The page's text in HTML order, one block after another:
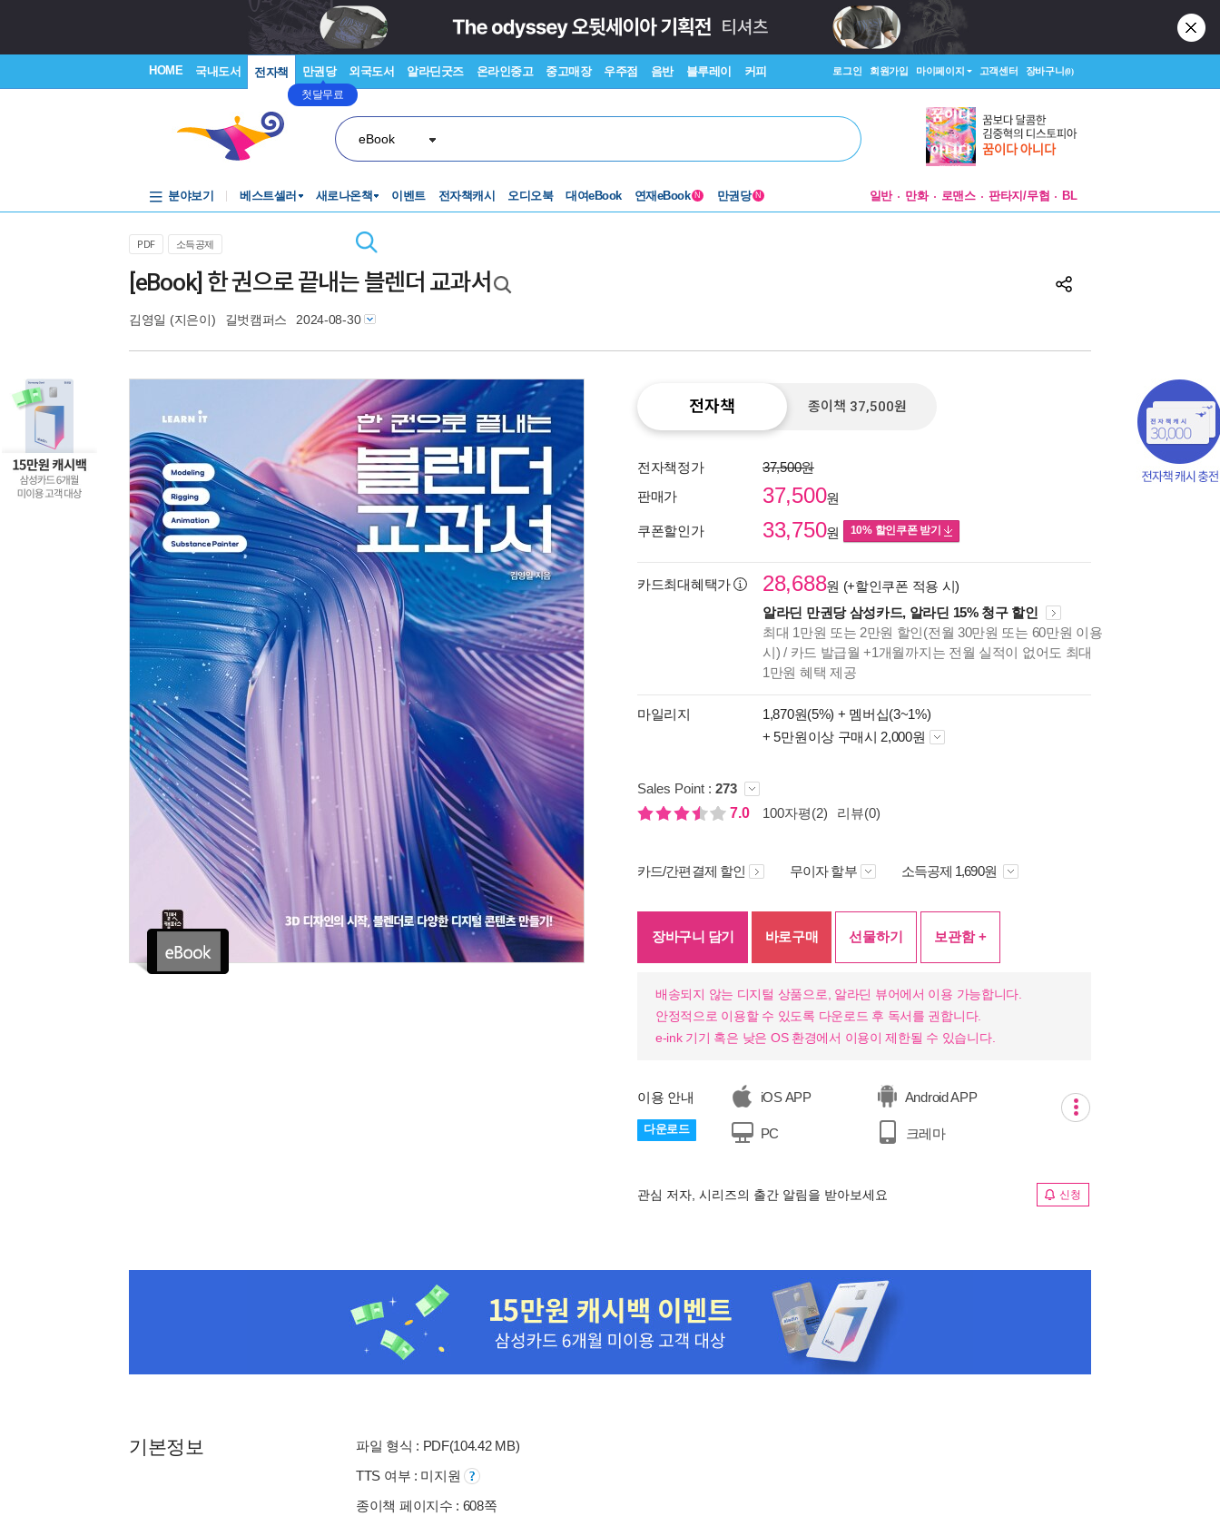
HOME 국내도서 전자책 만권당
첫달무료
외국도서 알라딘굿즈 온라인중고 중고매장 우주점 음반 블루레이 커피 로그인 회원가입 마이페이지 고객센터 장바구니(0)
eBook
분야보기 베스트셀러 새로나온책 이벤트 전자책캐시 오디오북 대여eBook 연재eBook N 만권당 N 일반 만화 로맨스 판타지/무협 BL
PDF 소득공제
[eBook] 한 권으로 끝내는 블렌더 교과서
김영일 (지은이) 길벗캠퍼스 2024-08-30
종이책의
미리보기
입니다.
전자책 종이책 37,500원
전자책정가
37,500원
판매가
37,500원
쿠폰할인가 33,750원 10% 할인쿠폰 받기
카드최대혜택가 28,688원 (+할인쿠폰 적용 시)
알라딘 만권당 삼성카드, 알라딘 15% 청구 할인
최대 1만원 또는 2만원 할인(전월 30만원 또는 60만원 이용
시) / 카드 발급월 +1개월까지는 전월 실적이 없어도 최대
1만원 혜택 제공
마일리지 1,870원(5%) + 멤버십(3~1%)
+ 5만원이상 구매시 2,000원
Sales Point : 273
7.0
100자평(2) 리뷰(0)
카드/간편결제 할인 무이자 할부 소득공제 1,690원
장바구니 담기 바로구매 선물하기 보관함 +
배송되지 않는 디지털 상품으로, 알라딘 뷰어에서 이용 가능합니다.
안정적으로 이용할 수 있도록 다운로드 후 독서를 권합니다.
e-ink 기기 혹은 낮은 OS 환경에서 이용이 제한될 수 있습니다.
이용 안내
다운로드
iOS APP Android APP
PC 크레마
관심 저자, 시리즈의 출간 알림을 받아보세요 신청
기본정보
파일 형식 : PDF(104.42 MB)
TTS 여부 : 미지원
종이책 페이지수 : 608쪽